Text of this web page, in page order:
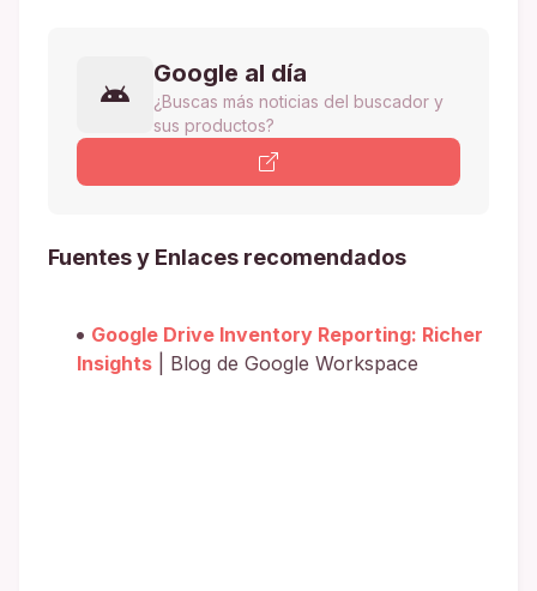
Google al día
¿Buscas más noticias del buscador y
sus productos?
Fuentes y Enlaces recomendados
Google Drive Inventory Reporting: Richer
Insights | Blog de Google Workspace